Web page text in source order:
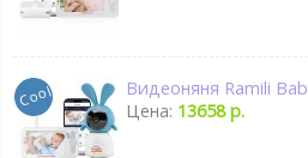
Видеоняня Ramili
Цена: 13658 р.